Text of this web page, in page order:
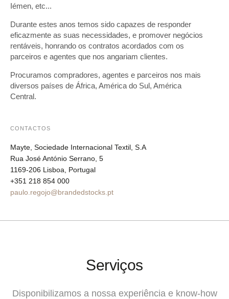
CONTACTOS
Mayte, Sociedade Internacional Textil, S.A
Rua José António Serrano, 5
1169-206 Lisboa, Portugal
+351 218 854 000
paulo.regojo@brandedstocks.pt
Iémen, etc...
Durante estes anos temos sido capazes de responder
eficazmente as suas necessidades, e promover negócios
rentáveis, honrando os contratos acordados com os
parceiros e agentes que nos angariam clientes.
Procuramos compradores, agentes e parceiros nos mais
diversos países de África, América do Sul, América
Central.
Serviços
Disponibilizamos a nossa experiência e know-how